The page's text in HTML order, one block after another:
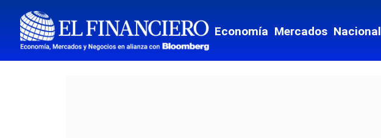
Economía Mercados Nacional